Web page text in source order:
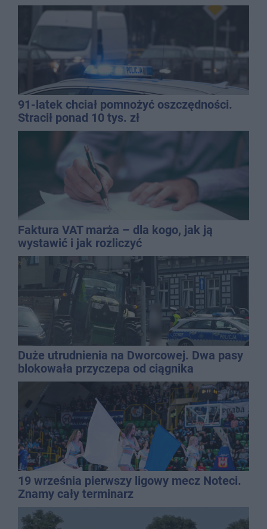
91-latek chciał pomnożyć oszczędności.
Stracił ponad 10 tys. zł
Faktura VAT marża – dla kogo, jak ją
wystawić i jak rozliczyć
Duże utrudnienia na Dworcowej. Dwa pasy
blokowała przyczepa od ciągnika
19 września pierwszy ligowy mecz Noteci.
Znamy cały terminarz